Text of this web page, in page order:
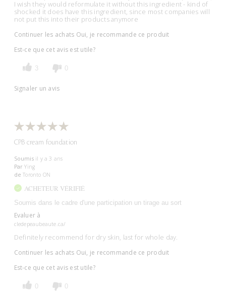
I wish they would reformulate it without this ingredient - kind of
shocked it does have this ingredient, since most companies will
not put this into their products anymore
Continuer les achats Oui, je recommande ce produit
Est-ce que cet avis est utile?
3 0
Signaler un avis
CPB cream foundation
Soumis il y a 3 ans
Par Ying
de Toronto ON
ACHETEUR VÉRIFIÉ
Soumis dans le cadre d'une participation un tirage au sort
Evaluer à
cledepeaubeaute.ca/
Definitely recommend for dry skin, last for whole day.
Continuer les achats Oui, je recommande ce produit
Est-ce que cet avis est utile?
0 0